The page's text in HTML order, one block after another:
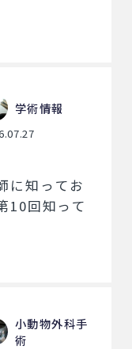
学術情報
に知ってお
10回知って
小動物外科手
術